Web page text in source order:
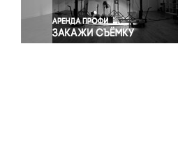
Экономика и бизнес